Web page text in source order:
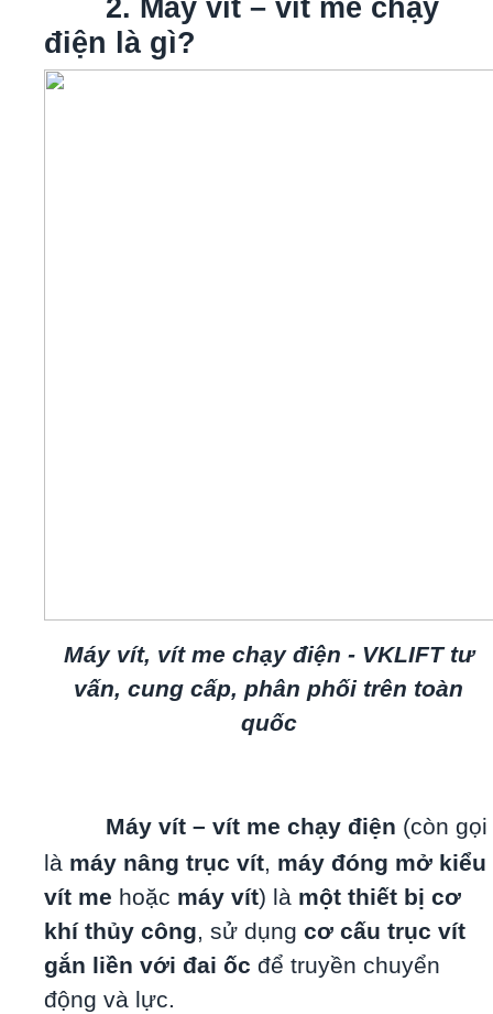
2. Máy vít – vít me chạy
điện là gì?
Máy vít, vít me chạy điện - VKLIFT tư
vấn, cung cấp, phân phối trên toàn
quốc
Máy vít – vít me chạy điện (còn gọi
là máy nâng trục vít, máy đóng mở kiểu
vít me hoặc máy vít) là một thiết bị cơ
khí thủy công, sử dụng cơ cấu trục vít
gắn liền với đai ốc để truyền chuyển
động và lực.